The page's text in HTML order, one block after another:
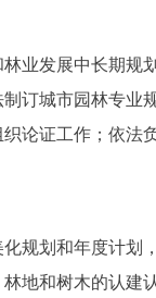
发展中长期规划
订城市园林专业
论证工作；依法
划和年度计划，
地和树木的认建